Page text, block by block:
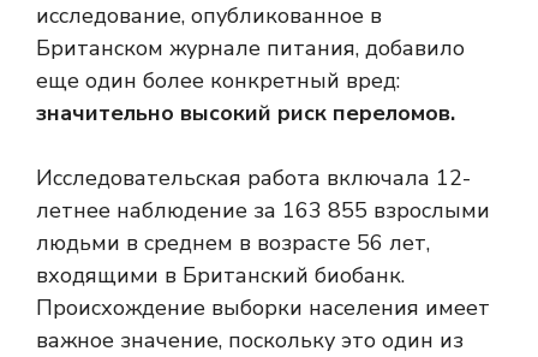
исследование, опубликованное в
Британском журнале питания, добавило
еще один более конкретный вред:
значительно высокий риск переломов.
Исследовательская работа включала 12-
летнее наблюдение за 163 855 взрослыми
людьми в среднем в возрасте 56 лет,
входящими в Британский биобанк.
Происхождение выборки населения имеет
важное значение, поскольку это один из